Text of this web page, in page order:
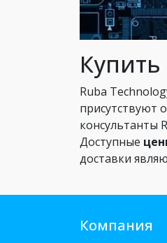
Ruba
присутствуют
консультанты
Доступные
доставки
Компания